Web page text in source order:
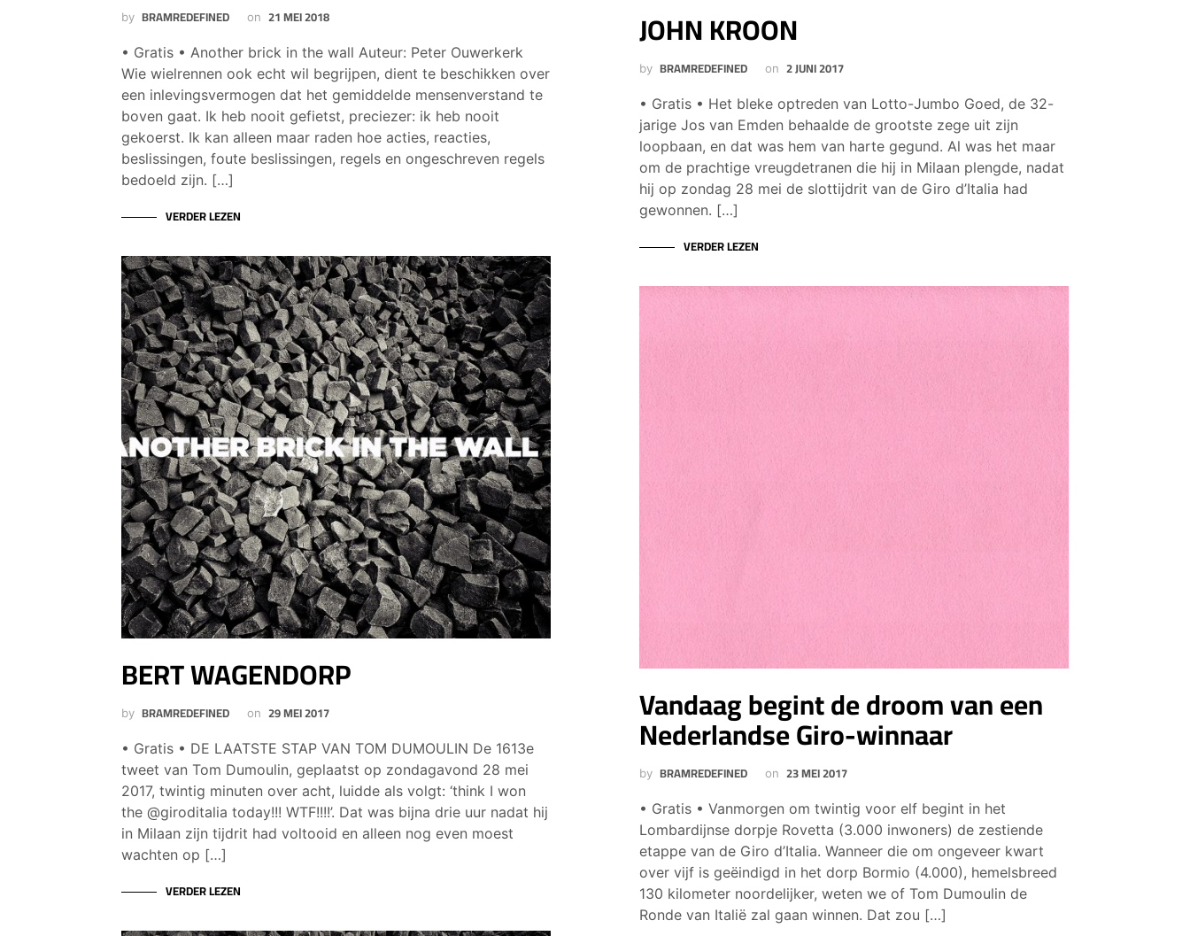
by BRAMREDEFINED on 21 MEI 2018
• Gratis • Another brick in the wall Auteur: Peter Ouwerkerk
Wie wielrennen ook echt wil begrijpen, dient te beschikken over
een inlevingsvermogen dat het gemiddelde mensenverstand te
boven gaat. Ik heb nooit gefietst, preciezer: ik heb nooit
gekoerst. Ik kan alleen maar raden hoe acties, reacties,
beslissingen, foute beslissingen, regels en ongeschreven regels
bedoeld zijn. […]
VERDER LEZEN
BERT WAGENDORP
by BRAMREDEFINED on 29 MEI 2017
• Gratis • DE LAATSTE STAP VAN TOM DUMOULIN De 1613e
tweet van Tom Dumoulin, geplaatst op zondagavond 28 mei
2017, twintig minuten over acht, luidde als volgt: ‘think I won
the @giroditalia today!!! WTF!!!!’. Dat was bijna drie uur nadat hij
in Milaan zijn tijdrit had voltooid en alleen nog even moest
wachten op […]
VERDER LEZEN
JOHN KROON
by BRAMREDEFINED on 2 JUNI 2017
• Gratis • Het bleke optreden van Lotto-Jumbo Goed, de 32-
jarige Jos van Emden behaalde de grootste zege uit zijn
loopbaan, en dat was hem van harte gegund. Al was het maar
om de prachtige vreugdetranen die hij in Milaan plengde, nadat
hij op zondag 28 mei de slottijdrit van de Giro d’Italia had
gewonnen. […]
VERDER LEZEN
Vandaag begint de droom van een
Nederlandse Giro-winnaar
by BRAMREDEFINED on 23 MEI 2017
• Gratis • Vanmorgen om twintig voor elf begint in het
Lombardijnse dorpje Rovetta (3.000 inwoners) de zestiende
etappe van de Giro d’Italia. Wanneer die om ongeveer kwart
over vijf is geëindigd in het dorp Bormio (4.000), hemelsbreed
130 kilometer noordelijker, weten we of Tom Dumoulin de
Ronde van Italië zal gaan winnen. Dat zou […]